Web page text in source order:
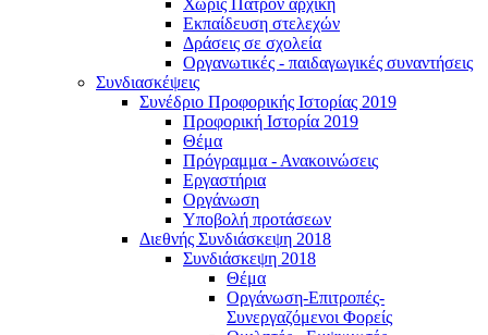
Χωρίς Πατρόν αρχική
Εκπαίδευση στελεχών
Δράσεις σε σχολεία
Οργανωτικές - παιδαγωγικές συναντήσεις
Συνδιασκέψεις
Συνέδριο Προφορικής Ιστορίας 2019
Προφορική Ιστορία 2019
Θέμα
Πρόγραμμα - Ανακοινώσεις
Εργαστήρια
Οργάνωση
Υποβολή προτάσεων
Διεθνής Συνδιάσκεψη 2018
Συνδιάσκεψη 2018
Θέμα
Οργάνωση-Επιτροπές-
Συνεργαζόμενοι Φορείς